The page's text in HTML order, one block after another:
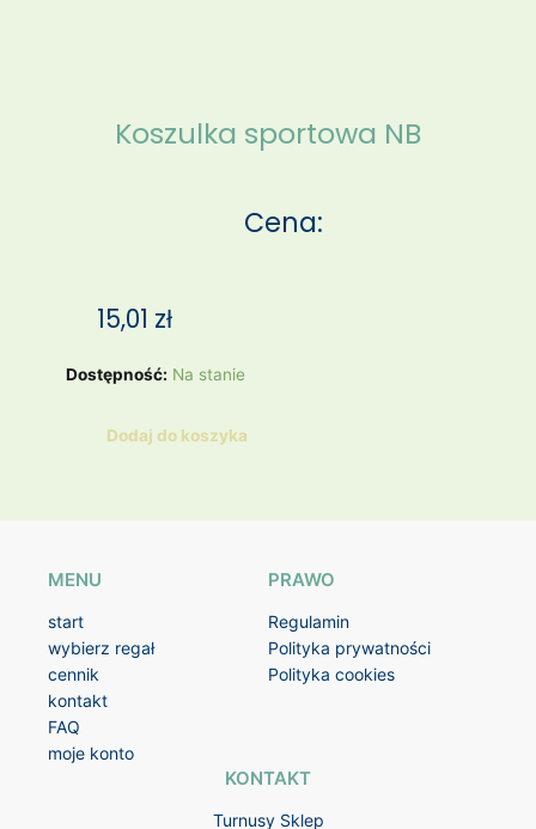
Koszulka sportowa NB
Cena:
15,01 zł
Dostępność: Na stanie
ilość
sportowaDodaj do koszyka
MENU
start
wybierz regał
cennik
kontakt
FAQ
moje konto
PRAWO
Regulamin
Polityka prywatności
Polityka cookies
KONTAKT
Turnusy Sklep